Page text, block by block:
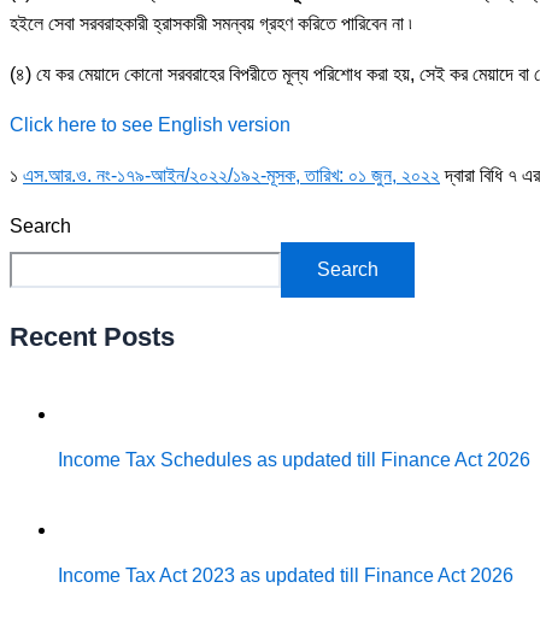
হইলে সেবা সরবরাহকারী হ্রাসকারী সমন্বয় গ্রহণ করিতে পারিবেন না ৷
(৪) যে কর মেয়াদে কোনো সরবরাহের বিপরীতে মূল্য পরিশোধ করা হয়, সেই কর মেয়াদে
Click here to see English version
১ এস.আর.ও. নং-১৭৯-আইন/২০২২/১৯২-মূসক, তারিখ: ০১ জুন, ২০২২ দ্বারা বিধি ৭
Search
Search
Recent Posts
Income Tax Schedules as updated till Finance Act 2026
Income Tax Act 2023 as updated till Finance Act 2026